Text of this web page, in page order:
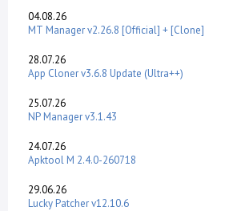
04.08.26
MT Manager v2.26.8 [Official] + [Clone]
28.07.26
App Cloner v3.6.8 Update (Ultra++)
25.07.26
NP Manager v3.1.43
24.07.26
Apktool M 2.4.0-260718
29.06.26
Lucky Patcher v12.10.6